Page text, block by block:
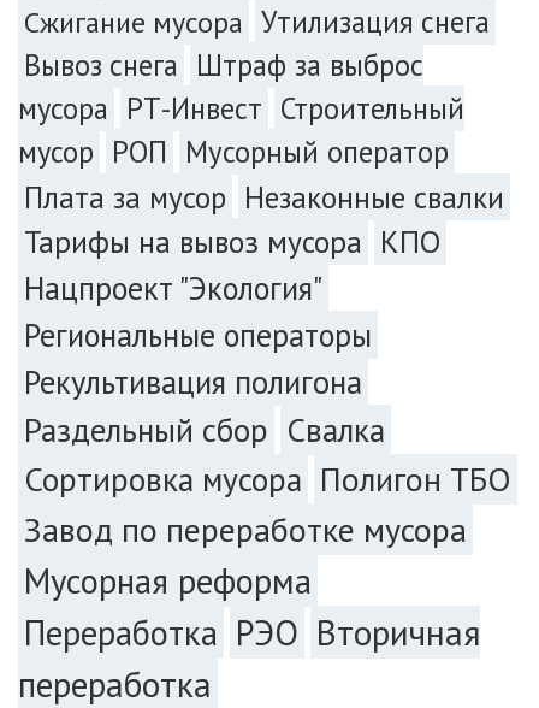
Сжигание мусора Утилизация снега
Вывоз снега Штраф за выброс
мусора РТ-Инвест Строительный
мусор РОП Мусорный оператор
Плата за мусор Незаконные свалки
Тарифы на вывоз мусора КПО
Нацпроект "Экология"
Региональные операторы
Рекультивация полигона
Раздельный сбор Свалка
Сортировка мусора Полигон ТБО
Завод по переработке мусора
Мусорная реформа
Переработка РЭО Вторичная
переработка